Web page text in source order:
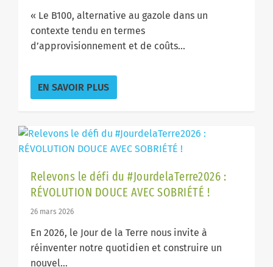
« Le B100, alternative au gazole dans un
contexte tendu en termes
d’approvisionnement et de coûts...
EN SAVOIR PLUS
Relevons le défi du #JourdelaTerre2026 :
RÉVOLUTION DOUCE AVEC SOBRIÉTÉ !
26 mars 2026
En 2026, le Jour de la Terre nous invite à
réinventer notre quotidien et construire un
nouvel...